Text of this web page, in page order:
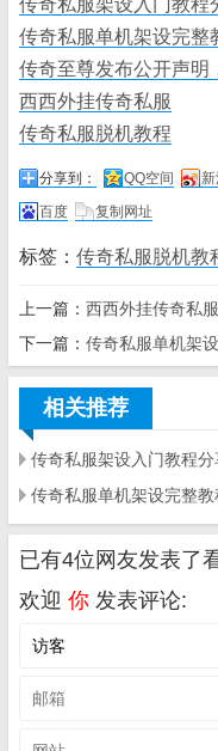
传奇私服架设入门教程
传奇私服单机架设完整
传奇至尊发布公开声明
西西外挂传奇私服
传奇私服脱机教程
分享到： QQ空间
百度
复制网址
标签： 传奇私服脱机教
上一篇： 西西外挂传奇私服
下一篇： 传奇私服单机架
相关推荐
传奇私服架设入门教程分
传奇私服单机架设完整教
已有4位网友发表了
欢迎 你 发表评论: